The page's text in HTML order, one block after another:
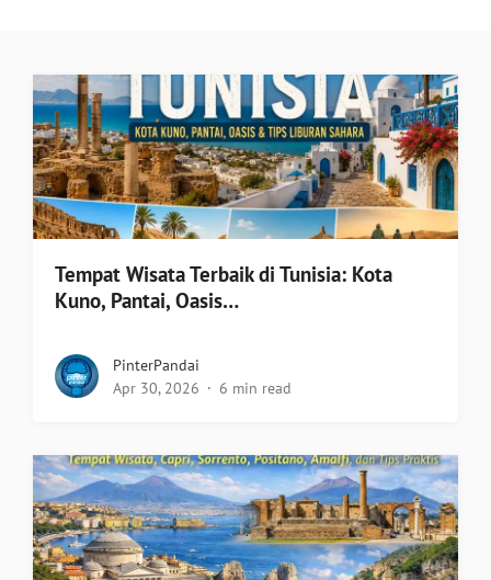
Tempat Wisata Terbaik di Tunisia: Kota
Kuno, Pantai, Oasis…
PinterPandai
Apr 30, 2026
6 min read